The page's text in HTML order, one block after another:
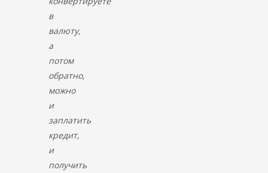
в
валюту,
а
потом
обратно,
можно
и
заплатить
кредит,
и
получить